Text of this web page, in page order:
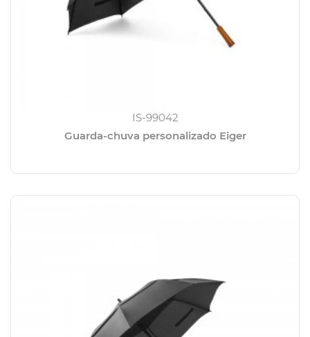
IS-99042
Guarda-chuva personalizado Eiger